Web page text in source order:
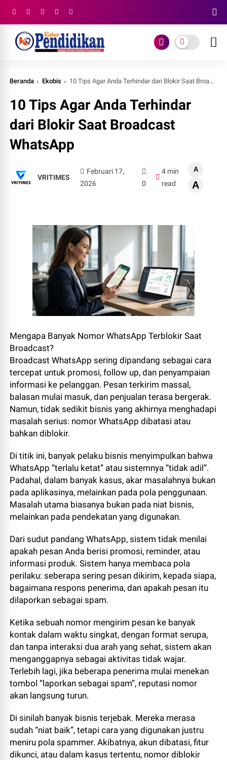
Beranda Ekobis 10 Tips Agar Anda Terhindar dari Blokir Saat Broadcast WhatsApp
10 Tips Agar Anda Terhindar
dari Blokir Saat Broadcast
WhatsApp
VRITIMES
Februari 17,
2026
0
4 min
read
A
A
Mengapa Banyak Nomor WhatsApp Terblokir Saat
Broadcast?
Broadcast WhatsApp sering dipandang sebagai cara
tercepat untuk promosi, follow up, dan penyampaian
informasi ke pelanggan. Pesan terkirim massal,
balasan mulai masuk, dan penjualan terasa bergerak.
Namun, tidak sedikit bisnis yang akhirnya menghadapi
masalah serius: nomor WhatsApp dibatasi atau
bahkan diblokir.
Di titik ini, banyak pelaku bisnis menyimpulkan bahwa
WhatsApp “terlalu ketat” atau sistemnya “tidak adil”.
Padahal, dalam banyak kasus, akar masalahnya bukan
pada aplikasinya, melainkan pada pola penggunaan.
Masalah utama biasanya bukan pada niat bisnis,
melainkan pada pendekatan yang digunakan.
Dari sudut pandang WhatsApp, sistem tidak menilai
apakah pesan Anda berisi promosi, reminder, atau
informasi produk. Sistem hanya membaca pola
perilaku: seberapa sering pesan dikirim, kepada siapa,
bagaimana respons penerima, dan apakah pesan itu
dilaporkan sebagai spam.
Ketika sebuah nomor mengirim pesan ke banyak
kontak dalam waktu singkat, dengan format serupa,
dan tanpa interaksi dua arah yang sehat, sistem akan
menganggapnya sebagai aktivitas tidak wajar.
Terlebih lagi, jika beberapa penerima mulai menekan
tombol “laporkan sebagai spam”, reputasi nomor
akan langsung turun.
Di sinilah banyak bisnis terjebak. Mereka merasa
sudah “niat baik”, tetapi cara yang digunakan justru
meniru pola spammer. Akibatnya, akun dibatasi, fitur
dikunci, atau dalam kasus tertentu, nomor diblokir